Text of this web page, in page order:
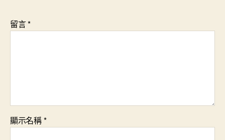
留言*
顯示名稱*